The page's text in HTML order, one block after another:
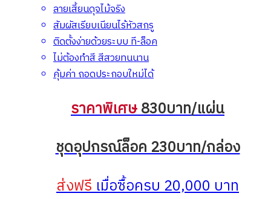
ลายเสี้ยนดุจไม้จริง
สัมผัสเรียบเนียนไร้หัวสกรู
ติดตั้งง่ายด้วยระบบ ที-ล็อค
ไม่ต้องทำสี สีสวยทนนาน
คุ้มค่า ถอดประกอบใหม่ได้
ราคาพิเศษ830บาท/แผ่น
ชุดอุปกรณ์ล็อค 230บาท/กล่อง
ส่งฟรีเมื่อซื้อครบ 20,000 บาท